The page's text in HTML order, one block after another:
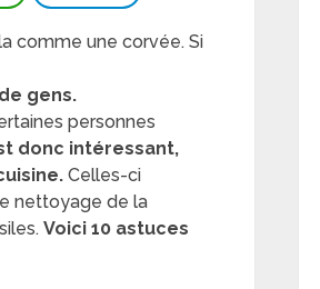
comme une corvée. Si
gens.
personnes
donc intéressant,
Celles-ci
nettoyage de la
Voici 10 astuces